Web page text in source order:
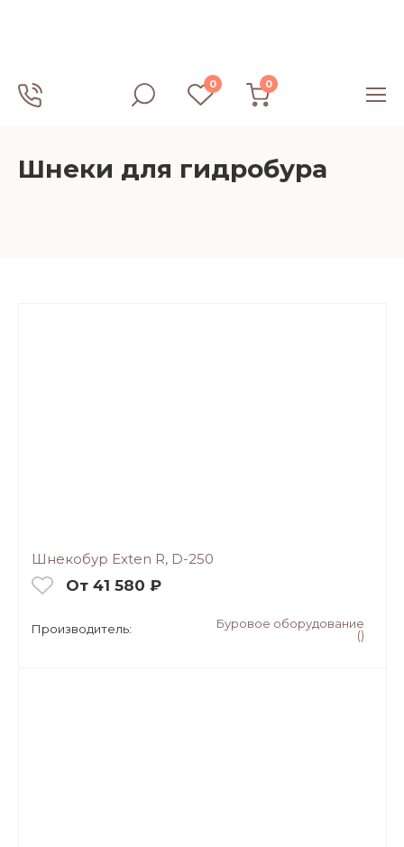
0 0
Шнеки для гидробура
Шнекобур Exten R, D-250
От 41 580 ₽
Производитель:
Буровое оборудование
()